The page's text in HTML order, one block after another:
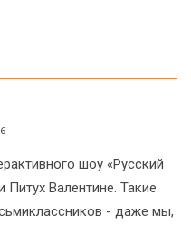
шоу «Русский
Валентине. Такие
- даже мы,